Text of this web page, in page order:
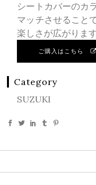
シートカバーのカ
マッチさせること
楽しさが広がります
ご購入はこちら
Category
SUZUKI